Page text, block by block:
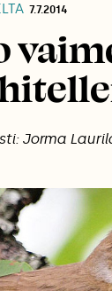
7.7.2014
Jorma